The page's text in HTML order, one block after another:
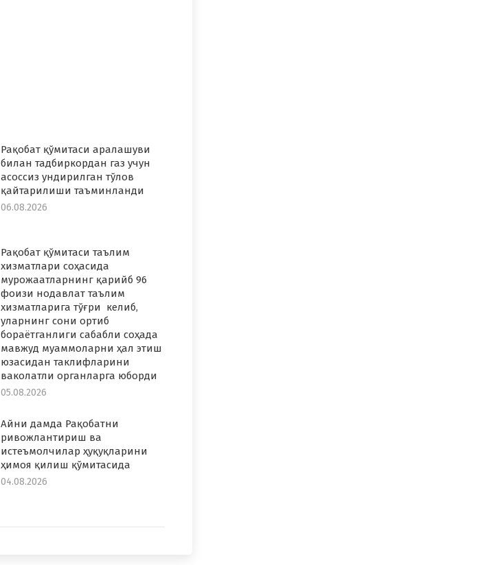
Рақобат қўмитаси аралашуви
билан тадбиркордан газ учун
асоссиз ундирилган тўлов
қайтарилиши таъминланди
06.08.2026
Рақобат қўмитаси таълим
хизматлари соҳасида
мурожаатларнинг қарийб 96
фоизи нодавлат таълим
хизматларига тўғри келиб,
уларнинг сони ортиб
бораётганлиги сабабли соҳада
мавжуд муаммоларни ҳал этиш
юзасидан таклифларини
ваколатли органларга юборди
05.08.2026
Айни дамда Рақобатни
ривожлантириш ва
истеъмолчилар ҳуқуқларини
ҳимоя қилиш қўмитасида
04.08.2026